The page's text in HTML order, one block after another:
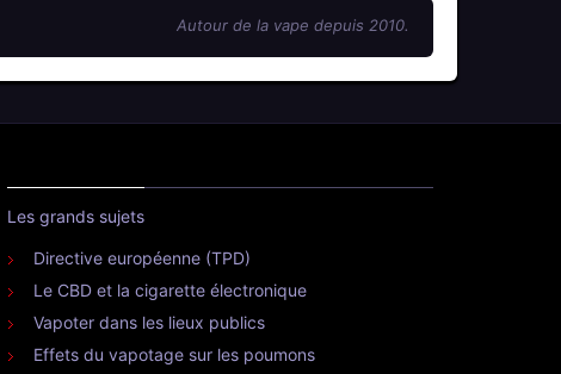
Autour de la vape depuis 2010.
Les grands sujets
Directive européenne (TPD)
Le CBD et la cigarette électronique
Vapoter dans les lieux publics
Effets du vapotage sur les poumons